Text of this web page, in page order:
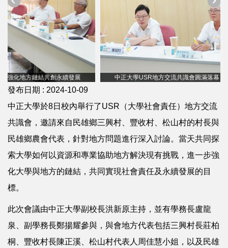
中正大學USR地方交流共識會圓滿落幕 強化地方鏈結共創永續發展
發布日期 : 2024-10-09
中正大學於8日校內舉行了USR（大學社會責任）地方交流
共識會，邀請來自民雄鄉三興村、豐收村、松山村的村長與
民雄鄉農會代表，針對地方問題進行深入討論。當天共同探
索大學如何以資源和專業協助地方解決現有挑戰，進一步強
化大學與地方的鏈結，共同實現社會責任及永續發展的目
標。
此次會議由中正大學副校長洪新原主持，並有學務長盧龍
泉、副學務長鄭揚耀參與，與會地方代表包括三興村長莊柏
桐、豐收村長陳正溪、松山村代表人周佳慧小姐，以及民雄